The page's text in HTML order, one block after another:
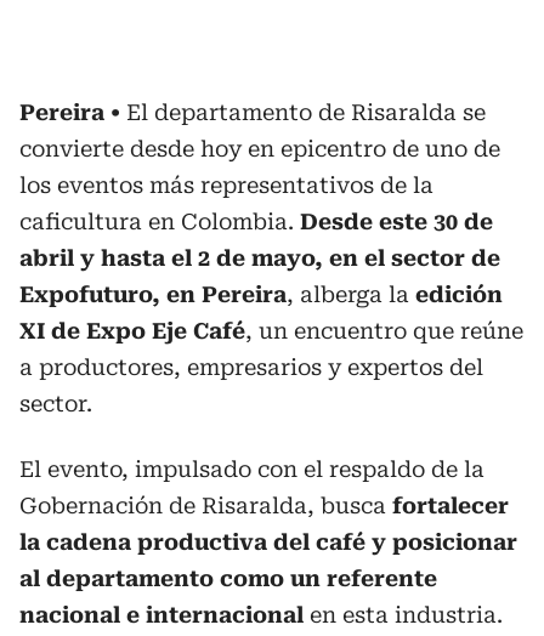
Pereira
El departamento de Risaralda se
convierte desde hoy en epicentro de uno de
los eventos más representativos de la
caficultura en Colombia. Desde este 30 de
abril y hasta el 2 de mayo, en el sector de
Expofuturo, en Pereira, alberga la edición
XI de Expo Eje Café, un encuentro que reúne
a productores, empresarios y expertos del
sector.
El evento, impulsado con el respaldo de la
Gobernación de Risaralda, busca fortalecer
la cadena productiva del café y posicionar
al departamento como un referente
nacional e internacional en esta industria.